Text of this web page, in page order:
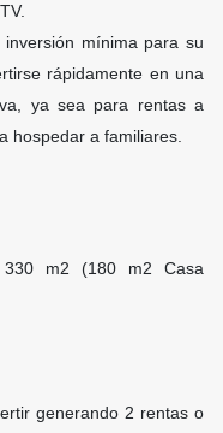
inversión mínima para su
rápidamente en una
ya sea para rentas a
hospedar a familiares.
330 m2 (180 m2 Casa
generando 2 rentas o